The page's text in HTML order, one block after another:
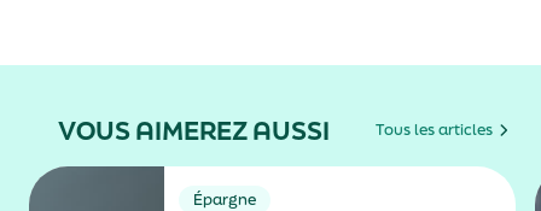
VOUS AIMEREZ AUSSI Tous les articles
Épargne